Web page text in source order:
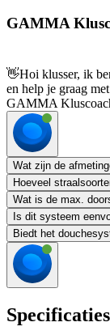
GAMMA
👋Hoi klusser, ik
en help je graag
GAMMA
Wat zijn de
Hoeveel
Wat is de max.
Is dit systeem
Biedt het
Specificaties